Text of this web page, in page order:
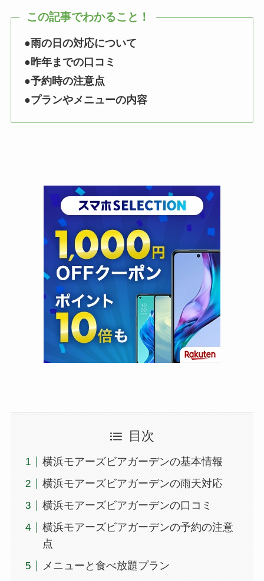
この記事でわかること！
●雨の日の対応について
●昨年までの口コミ
●予約時の注意点
●プランやメニューの内容
目次
横浜モアーズビアガーデンの基本情報
横浜モアーズビアガーデンの雨天対応
横浜モアーズビアガーデンの口コミ
横浜モアーズビアガーデンの予約の注意
点
メニューと食べ放題プラン